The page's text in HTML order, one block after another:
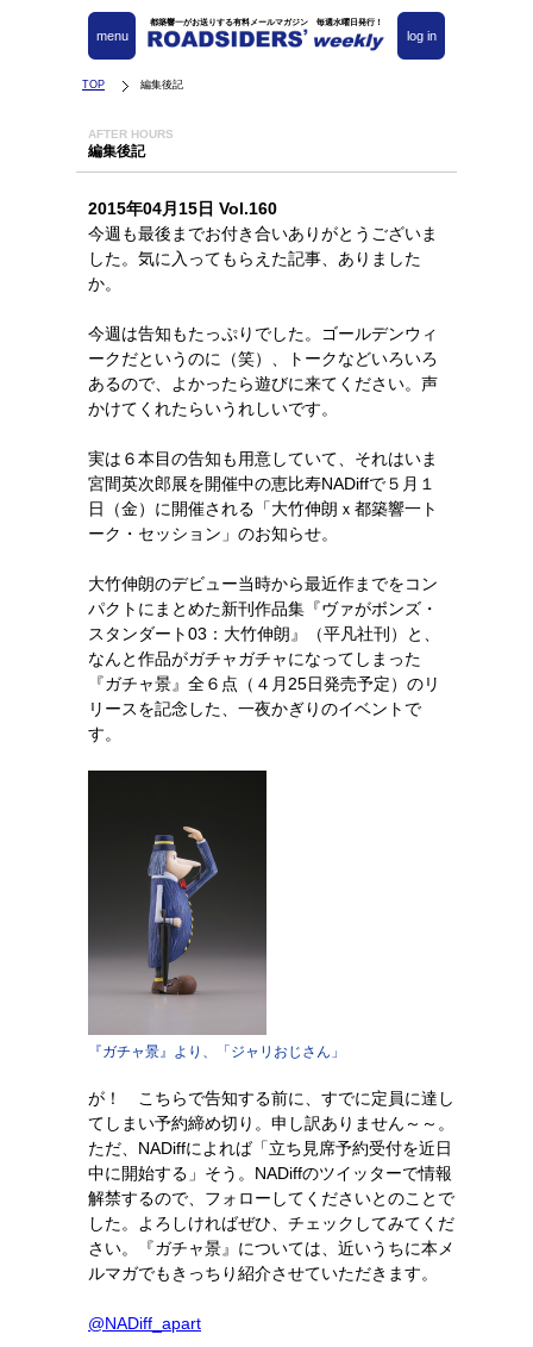
都築響一がお送りする有料メールマガジン 毎週水曜日発行！
log in
menu
TOP 編集後記
AFTER HOURS
編集後記
2015年04月15日 Vol.160
今週も最後までお付き合いありがとうございま
した。気に入ってもらえた記事、ありました
か。
今週は告知もたっぷりでした。ゴールデンウィ
ークだというのに（笑）、トークなどいろいろ
あるので、よかったら遊びに来てください。声
かけてくれたらいうれしいです。
実は６本目の告知も用意していて、それはいま
宮間英次郎展を開催中の恵比寿NADiffで５月１
日（金）に開催される「大竹伸朗ｘ都築響一ト
ーク・セッション」のお知らせ。
大竹伸朗のデビュー当時から最近作までをコン
パクトにまとめた新刊作品集『ヴァがボンズ・
スタンダート03：大竹伸朗』（平凡社刊）と、
なんと作品がガチャガチャになってしまった
『ガチャ景』全６点（４月25日発売予定）のリ
リースを記念した、一夜かぎりのイベントで
す。
『ガチャ景』より、「ジャリおじさん」
が！ こちらで告知する前に、すでに定員に達し
てしまい予約締め切り。申し訳ありません～～。
ただ、NADiffによれば「立ち見席予約受付を近日
中に開始する」そう。NADiffのツイッターで情報
解禁するので、フォローしてくださいとのことで
した。よろしければぜひ、チェックしてみてくだ
さい。『ガチャ景』については、近いうちに本メ
ルマガでもきっちり紹介させていただきます。
@NADiff_apart